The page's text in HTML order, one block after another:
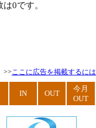
0です。
>>ここに広告を掲載するには
IN OUT
今月
OUT